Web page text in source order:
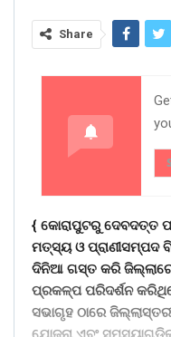
Share
{ କୋରାପୁଟରୁ ଦେବଦତ୍ତ
ମତ୍ସ୍ୟ ଓ ପ୍ରାଣୀସମ୍ପଦ
ଦିନିଆ ଗସ୍ତ କରି ଜିଲ୍ଲାରେ
ପ୍ରକଳ୍ପ ପରିଦର୍ଶନ
ସଭାଗୃହ ଠାରେ